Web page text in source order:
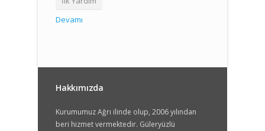
Devamı
Hakkımızda
Kurumumuz Ağrı ilinde olup, 2006 yılından
beri hizmet vermektedir. Güleryüzlü